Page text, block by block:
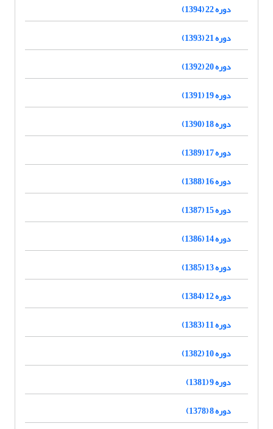
دوره 22 (1394)
دوره 21 (1393)
دوره 20 (1392)
دوره 19 (1391)
دوره 18 (1390)
دوره 17 (1389)
دوره 16 (1388)
دوره 15 (1387)
دوره 14 (1386)
دوره 13 (1385)
دوره 12 (1384)
دوره 11 (1383)
دوره 10 (1382)
دوره 9 (1381)
دوره 8 (1378)